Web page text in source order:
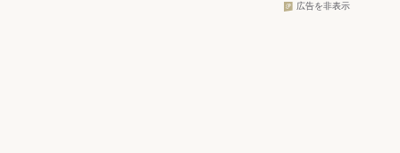
広告を非表示